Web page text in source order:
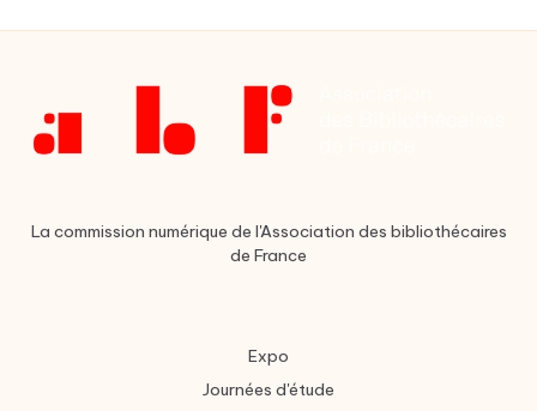
La commission numérique de l'Association des bibliothécaires
de France
Expo
Journées d'étude